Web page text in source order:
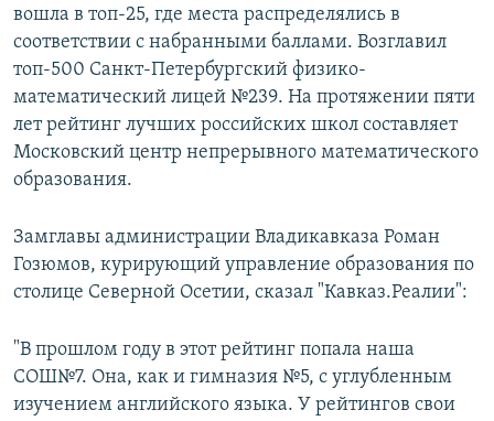
вошла в топ-25, где места распределялись в
соответствии с набранными баллами. Возглавил
топ-500 Санкт-Петербургский физико-
математический лицей №239. На протяжении пяти
лет рейтинг лучших российских школ составляет
Московский центр непрерывного математического
образования.
Замглавы администрации Владикавказа Роман
Гозюмов, курирующий управление образования по
столице Северной Осетии, сказал "Кавказ.Реалии":
"В прошлом году в этот рейтинг попала наша
СОШ№7. Она, как и гимназия №5, с углубленным
изучением английского языка. У рейтингов свои